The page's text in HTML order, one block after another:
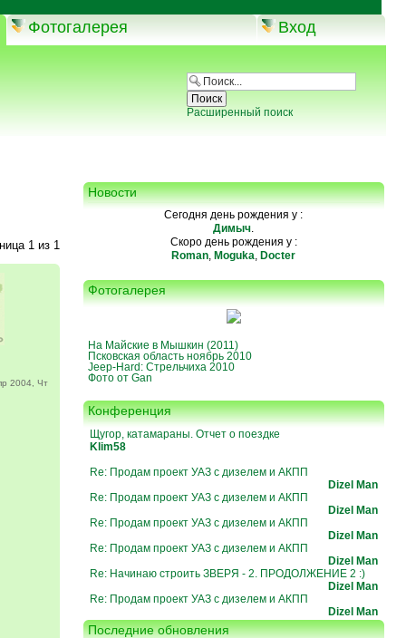
Фотогалерея Вход
Расширенный поиск
1из 1
2004, Чт
Новости
Сегодня день рождения у :
Димыч.
Скоро день рождения у :
Roman, Moguka, Docter
Фотогалерея
На Майские в Мышкин (2011)
Псковская область ноябрь 2010
Jeep-Hard: Стрельчиха 2010
Фото от Gan
Конференция
Щугор, катамараны. Отчет о поездке
Klim58
Re: Продам проект УАЗ с дизелем и АКПП
Dizel Man
Re: Продам проект УАЗ с дизелем и АКПП
Dizel Man
Re: Продам проект УАЗ с дизелем и АКПП
Dizel Man
Re: Продам проект УАЗ с дизелем и АКПП
Dizel Man
Re: Начинаю строить ЗВЕРЯ - 2. ПРОДОЛЖЕНИЕ 2 :)
Dizel Man
Re: Продам проект УАЗ с дизелем и АКПП
Dizel Man
Последние обновления